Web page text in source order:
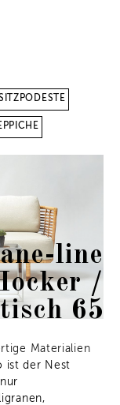
line
/
65
Materialien
ist der Nest